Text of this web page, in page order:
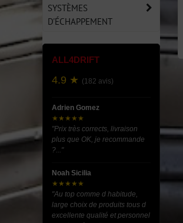
SYSTÈMES
D'ÉCHAPPEMENT
ALL4DRIFT
4.9 ★ (182 avis)
Adrien Gomez
★★★★★
"Prix très corrects, livraison
plus que OK, je recommande
?..."
Noah Sicilia
★★★★★
"Au top comme d habitude,
large choix de produits tous d
excellente qualité et personnel